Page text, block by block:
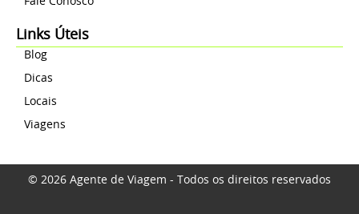
Links Úteis
Blog
Dicas
Locais
Viagens
© 2026 Agente de Viagem - Todos os direitos reservados